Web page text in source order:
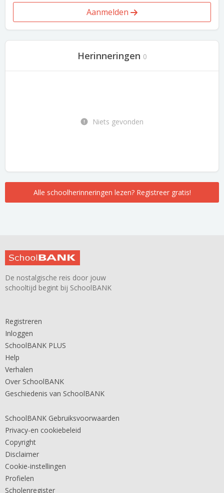
Aanmelden
Herinneringen 0
Niets gevonden
Alle schoolherinneringen lezen? Registreer gratis!
De nostalgische reis door jouw
schooltijd begint bij SchoolBANK
Registreren
Inloggen
SchoolBANK PLUS
Help
Verhalen
Over SchoolBANK
Geschiedenis van SchoolBANK
SchoolBANK Gebruiksvoorwaarden
Privacy-en cookiebeleid
Copyright
Disclaimer
Cookie-instellingen
Profielen
Scholenregister